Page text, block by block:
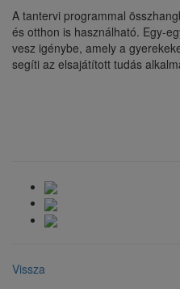
A tantervi programmal
és otthon is használható. Egy-
vesz igénybe, amely a
segíti az elsajátított tudás
Vissza